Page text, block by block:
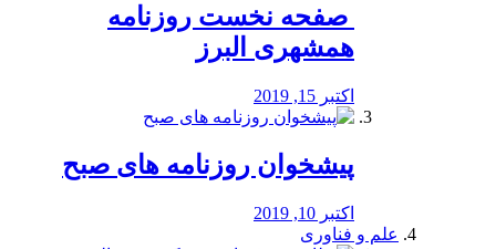
️ صفحه نخست روزنامه‌
همشهری البرز
اکتبر 15, 2019
پیشخوان روزنامه های صبح
اکتبر 10, 2019
علم و فناوری